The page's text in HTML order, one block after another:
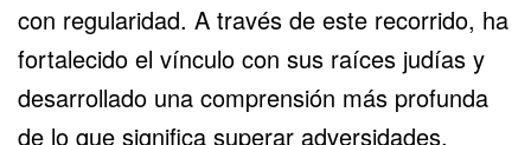
con regularidad. A través de este recorrido, ha
fortalecido el vínculo con sus raíces judías y
desarrollado una comprensión más profunda
de lo que significa superar adversidades.